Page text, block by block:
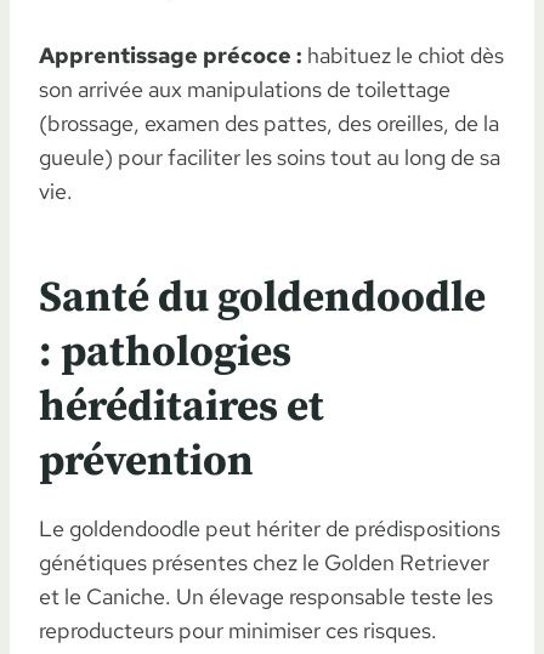
Apprentissage précoce : habituez le chiot dès
son arrivée aux manipulations de toilettage
(brossage, examen des pattes, des oreilles, de la
gueule) pour faciliter les soins tout au long de sa
vie.
Santé du goldendoodle
: pathologies
héréditaires et
prévention
Le goldendoodle peut hériter de prédispositions
génétiques présentes chez le Golden Retriever
et le Caniche. Un élevage responsable teste les
reproducteurs pour minimiser ces risques.